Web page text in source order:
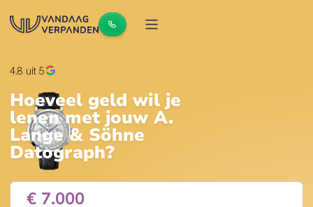
4.8 uit 5
Hoeveel geld wil je
lenen met jouw A.
Lange & Söhne
Datograph?